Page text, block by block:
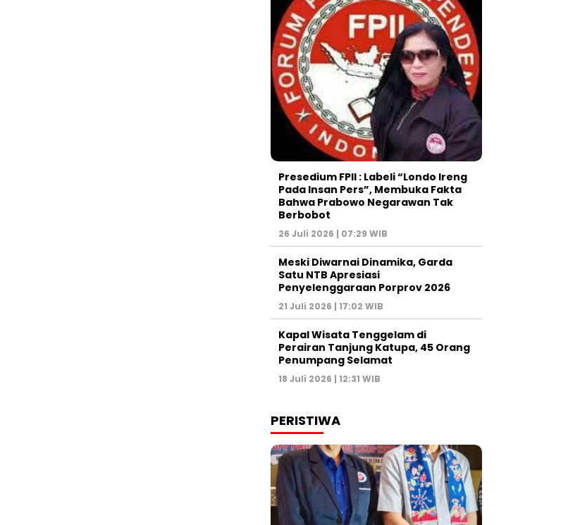
Presedium FPII : Labeli “Londo Ireng
Pada Insan Pers”, Membuka Fakta
Bahwa Prabowo Negarawan Tak
Berbobot
26 Juli 2026 | 07:29 WIB
Meski Diwarnai Dinamika, Garda
Satu NTB Apresiasi
Penyelenggaraan Porprov 2026 ‎
21 Juli 2026 | 17:02 WIB
Kapal Wisata Tenggelam di
Perairan Tanjung Katupa, 45 Orang
Penumpang Selamat
18 Juli 2026 | 12:31 WIB
PERISTIWA